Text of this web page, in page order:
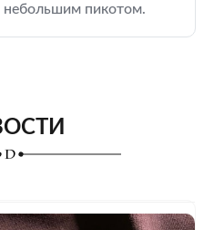
небольшим пикотом.